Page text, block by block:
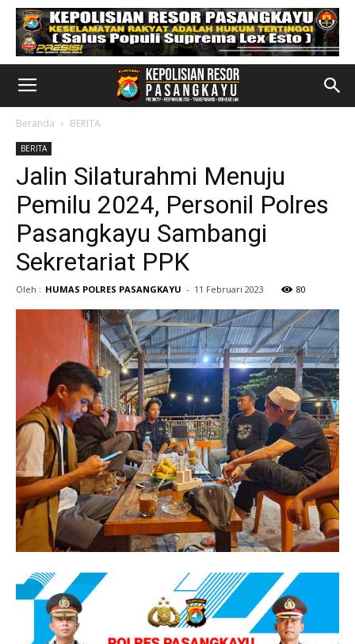
Beranda BERITA
BERITA
Jalin Silaturahmi Menuju
Pemilu 2024, Personil Polres
Pasangkayu Sambangi
Sekretariat PPK
Oleh : HUMAS POLRES PASANGKAYU - 11 Februari 2023 80